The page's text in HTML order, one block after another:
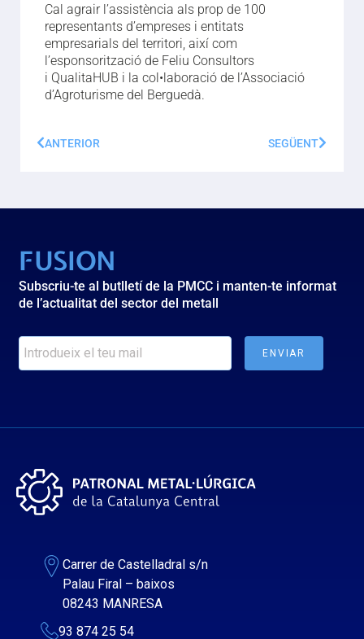
Cal agrair l’assistència als prop de 100
representants d’empreses i entitats
empresarials del territori, així com
l’esponsorització de Feliu Consultors
i QualitaHUB i la col•laboració de l’Associació
d’Agroturisme del Berguedà.
ANTERIOR SEGÜENT
FUSION
Subscriu-te al butlletí de la PMCC i manten-te informat
de l’actualitat del sector del metall
Carrer de Castelladral s/n
Palau Firal – baixos
08243 MANRESA
93 874 25 54